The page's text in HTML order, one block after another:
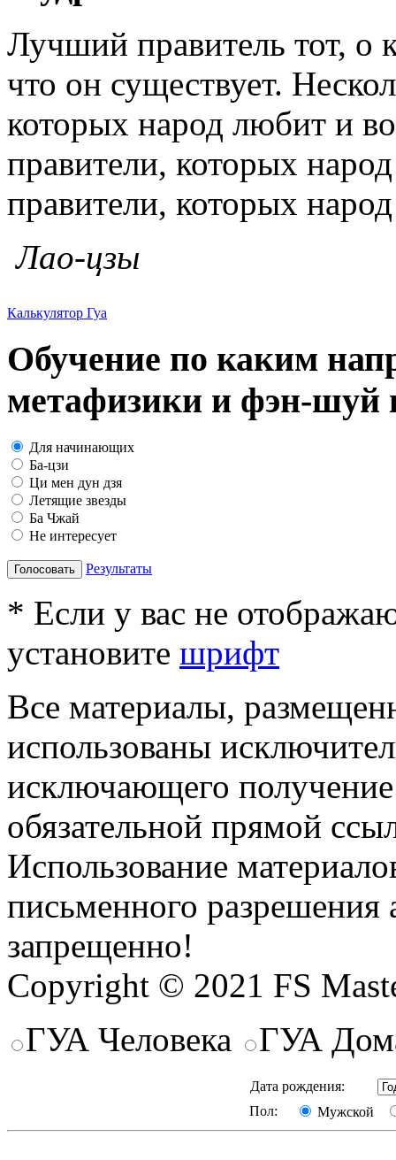
Лучший правитель тот, о
что он существует.
которых народ любит и
правители, которых
правители, которых
Лао-цзы
Калькулятор Гуа
Обучение по каким
метафизики и фэн-шуй
Для начинающих
Ба-цзи
Ци мен дун дзя
Летящие звезды
Ба Чжай
Не интересует
Голосовать Результаты
* Если у вас не
установите шрифт
Все материалы,
использованы
исключающего
обязательной прямой
Использование
письменного разрешения
запрещенно!
Copyright © 2021 FS
ГУА Человека
ГУА
Дата рождения:
Пол:
Мужской